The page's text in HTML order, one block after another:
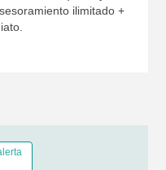
ilimitado +